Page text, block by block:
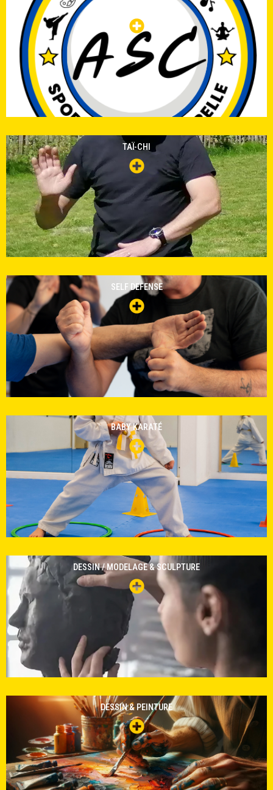
TAÏ-CHI
SELF DEFENSE
BABY KARATÉ
DESSIN / MODELAGE & SCULPTURE
DESSIN & PEINTURE